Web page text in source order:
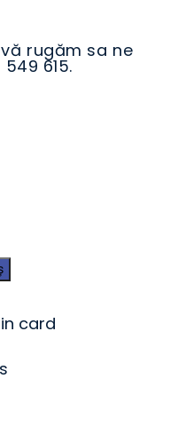
rugăm sa ne
615.
card